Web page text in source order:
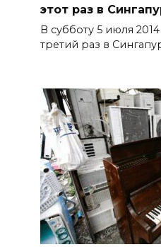
этот раз в
В субботу 5 июля
третий раз в